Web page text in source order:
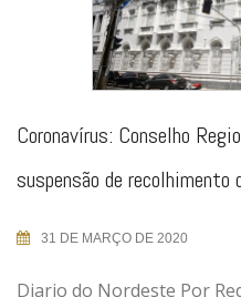
Coronavírus: Conselho
suspensão de
31 DE MARÇO DE 2020
Diario do Nordeste Por